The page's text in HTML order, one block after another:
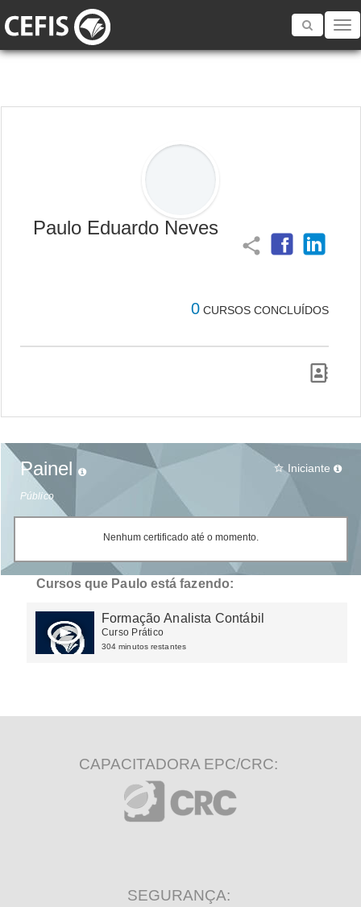
Toggle
Paulo Eduardo Neves
share
0 CURSOS CONCLUÍDOS
Painel
Público
star_border Iniciante
Nenhum certificado até o momento.
Cursos que Paulo está fazendo:
Formação Analista Contábil
Curso Prático
304 minutos restantes
CAPACITADORA EPC/CRC:
SEGURANÇA: